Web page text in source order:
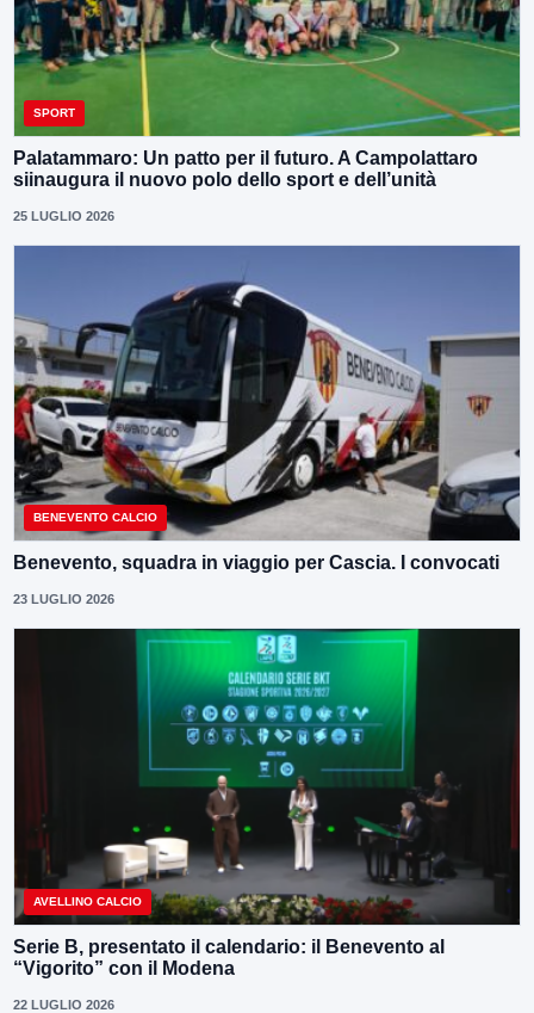
SPORT
Palatammaro: Un patto per il futuro. A Campolattaro
siinaugura il nuovo polo dello sport e dell’unità
25 LUGLIO 2026
BENEVENTO CALCIO
Benevento, squadra in viaggio per Cascia. I convocati
23 LUGLIO 2026
AVELLINO CALCIO
Serie B, presentato il calendario: il Benevento al
“Vigorito” con il Modena
22 LUGLIO 2026